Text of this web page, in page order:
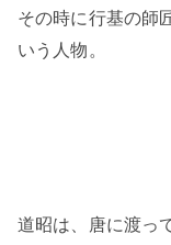
その時に行基の師
いう人物。
道昭は、唐に渡っ